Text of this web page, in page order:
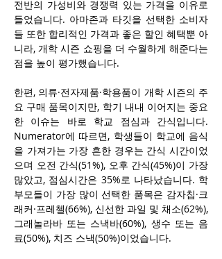
전반의 가성비와 경쟁력 있는 가격을 이유로
들었습니다. 아마존과 타깃을 선택한 소비자
들 또한 합리적인 가격과 좋은 할인 혜택뿐 아
니라, 개학 시즌 쇼핑을 더 수월하게 해준다는
점을 높이 평가했습니다.
한편, 의류·전자제품·학용품이 개학 시즌의 주
요 구매 품목이지만, 학기 내내 이어지는 중요
한 이슈는 바로 학교 점심과 간식입니다.
Numerator에 따르면, 학생들이 학교에 음식
을 가져가는 가장 흔한 경우는 간식 시간이었
으며 오전 간식(51%), 오후 간식(45%)이 가장
많았고, 점심시간은 35%로 나타났습니다. 학
부모들이 가장 많이 선택한 품목은 감자칩·크
래커·프레첼(66%), 신선한 과일 및 채소(62%),
그래놀라바 또는 스낵바(60%), 생수 또는 음
료(50%), 치즈 스낵(50%)이었습니다.